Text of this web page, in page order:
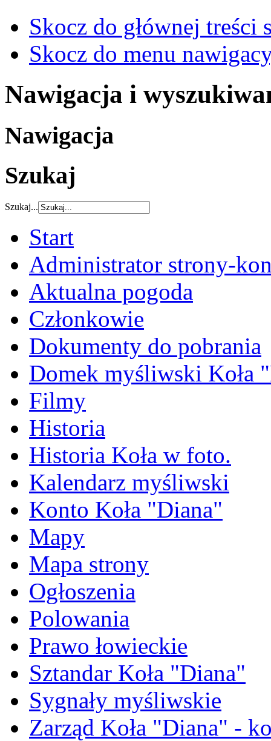
Skocz do głównej treści
Skocz do menu
Nawigacja i
Nawigacja
Szukaj
Szukaj...
Start
Administrator strony-
Aktualna pogoda
Członkowie
Dokumenty do pobrania
Domek myśliwski Koła
Filmy
Historia
Historia Koła w foto.
Kalendarz myśliwski
Konto Koła "Diana"
Mapy
Mapa strony
Ogłoszenia
Polowania
Prawo łowieckie
Sztandar Koła "Diana"
Sygnały myśliwskie
Zarząd Koła "Diana" -